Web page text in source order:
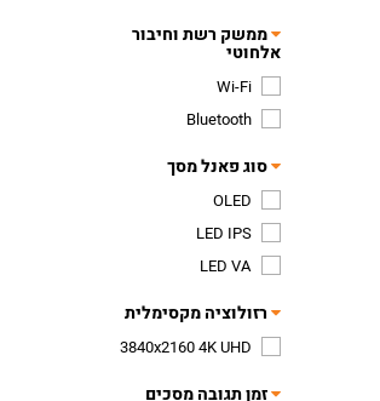
ממשק רשת וחיבור
אלחוטי
Wi-Fi
Bluetooth
סוג פאנל מסך
OLED
LED IPS
LED VA
רזולוציה מקסימלית
3840x2160 4K UHD
זמן תגובה מסכים